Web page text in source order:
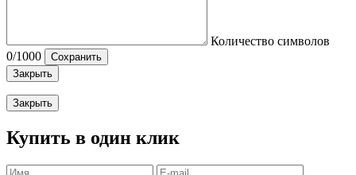
Количество символов
0/1000
Сохранить
Закрыть
Закрыть
Купить в один клик